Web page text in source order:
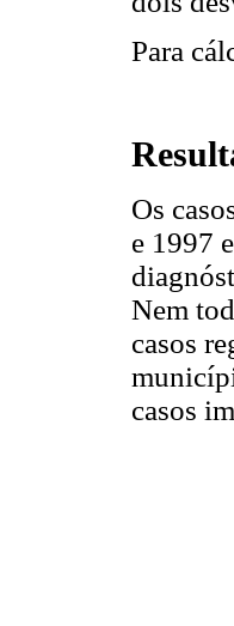
Para
Os
e 1997
Nem
casos
casos